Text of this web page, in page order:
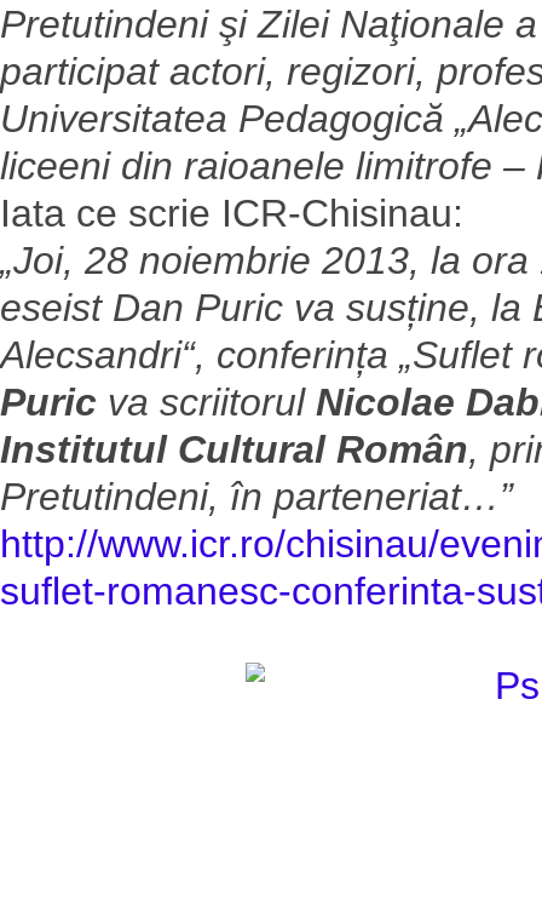
Pretutindeni şi Zilei Naţionale
participat actori, regizori,
Universitatea Pedagogică
liceeni din raioanele limitrofe
Iata ce scrie ICR-Chisinau:
„Joi, 28 noiembrie 2013, la
eseist Dan Puric va susține, la
Alecsandri“, conferința „Suflet
Puric va scriitorul Nicolae
Institutul Cultural Român,
Pretutindeni, în parteneriat…”
http://www.icr.ro/chisinau/
suflet-romanesc-conferinta-